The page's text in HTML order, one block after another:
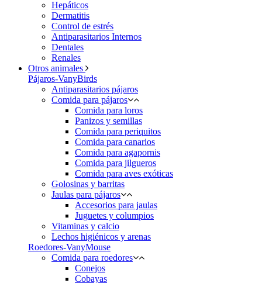
Hepáticos
Dermatitis
Control de estrés
Antiparasitarios Internos
Dentales
Renales
Otros animales
Pájaros-VanyBirds
Antiparasitarios pájaros
Comida para pájaros
Comida para loros
Panizos y semillas
Comida para periquitos
Comida para canarios
Comida para agapornis
Comida para jilgueros
Comida para aves exóticas
Golosinas y barritas
Jaulas para pájaros
Accesorios para jaulas
Juguetes y columpios
Vitaminas y calcio
Lechos higiénicos y arenas
Roedores-VanyMouse
Comida para roedores
Conejos
Cobayas